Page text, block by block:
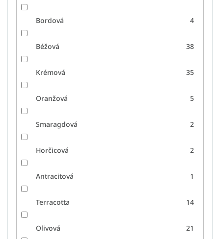
Bordová 4
Béžová 38
Krémová 35
Oranžová 5
Smaragdová 2
Horčicová 2
Antracitová 1
Terracotta 14
Olivová 21